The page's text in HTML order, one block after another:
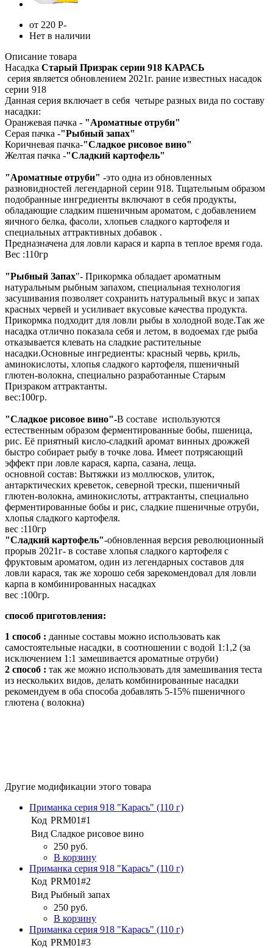
от 220 Р-
Нет в наличии
Описание товара
Насадка Старый Призрак серии 918 КАРАСЬ
серия является обновлением 2021г. рание известных насадок
серии 918
Данная серия включает в себя четыре разных вида по составу
насадки:
Оранжевая пачка - "Ароматные отруби"
Серая пачка -"Рыбный запах"
Коричневая пачка-"Сладкое рисовое вино"
Желтая пачка -"Сладкий картофель"
"Ароматные отруби" -это одна из обновленных
разновидностей легендарной серии 918. Тщательным образом
подобранные ингредиенты включают в себя продукты,
обладающие сладким пшеничным ароматом, с добавлением
яичного белка, фасоли, хлопьев сладкого картофеля и
специальных аттрактивных добавок .
Предназначена для ловли карася и карпа в теплое время года.
Вес :110гр
"Рыбный Запах"- Прикормка обладает ароматным
натуральным рыбным запахом, специальная технология
засушивания позволяет сохранить натуральный вкус и запах
красных червей и усиливает вкусовые качества продукта.
Прикормка подходит для ловли рыбы в холодной воде.Так же
насадка отлично показала себя и летом, в водоемах где рыба
отказывается клевать на сладкие растительные
насадки.Основные ингредиенты: красный червь, криль,
аминокислоты, хлопья сладкого картофеля, пшеничный
глютен-волокна, специально разработанные Старым
Призраком аттрактанты.
вес:100гр.
"Сладкое рисовое вино"-В составе используются
естественным образом ферментированные бобы, пшеница,
рис. Её приятный кисло-сладкий аромат винных дрожжей
быстро собирает рыбу в точке лова. Имеет потрясающий
эффект при ловле карася, карпа, сазана, леща.
основной состав: Вытяжки из моллюсков, улиток,
антарктических креветок, северной трески, пшеничный
глютен-волокна, аминокислоты, аттрактанты, специально
ферментированные бобы и рис, сладкие пшеничные отруби,
хлопья сладкого картофеля.
вес :110гр
"Сладкий картофель"-обновленная версия революционный
прорыв 2021г- в составе хлопья сладкого картофеля с
фруктовым ароматом, один из легендарных составов для
ловли карася, так же хорошо себя зарекомендовал для ловли
карпа в комбинированных насадках
вес :100гр.
способ приготовления:
1 способ : данные составы можно использовать как
самостоятельные насадки, в соотношении с водой 1:1,2 (за
исключением 1:1 замешивается ароматные отруби)
2 способ : так же можно использовать для замешивания теста
из нескольких видов, делать комбинированные насадки
рекомендуем в оба способа добавлять 5-15% пшеничного
глютена ( волокна)
Другие модификации этого товара
Приманка серия 918 "Карась" (110 г)
Код PRM01#1
Вид Сладкое рисовое вино
250 руб.
В корзину
Приманка серия 918 "Карась" (110 г)
Код PRM01#2
Вид Рыбный запах
250 руб.
В корзину
Приманка серия 918 "Карась" (110 г)
Код PRM01#3